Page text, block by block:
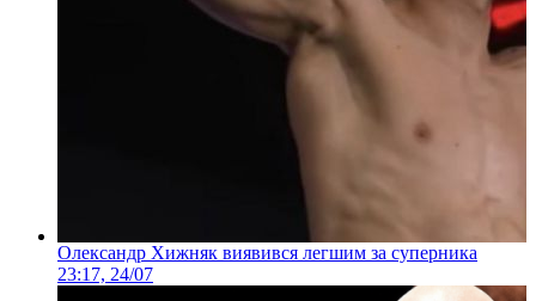
Олександр Хижняк виявився легшим за суперника
23:17, 24/07